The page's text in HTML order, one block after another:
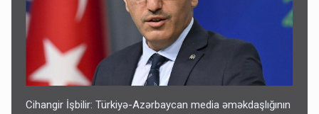
Cihangir İşbilir: Türkiyə-Azərbaycan media əməkdaşlığının